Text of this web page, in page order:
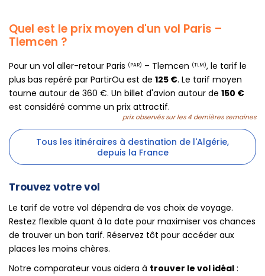
Quel est le prix moyen d'un vol Paris –
Tlemcen ?
Pour un vol aller-retour Paris (PAR) – Tlemcen (TLM), le tarif le
plus bas repéré par PartirOu est de 125 €. Le tarif moyen
tourne autour de 360 €. Un billet d'avion autour de 150 €
est considéré comme un prix attractif.
prix observés sur les 4 dernières semaines
Tous les itinéraires à destination de l'Algérie,
depuis la France
Trouvez votre vol
Le tarif de votre vol dépendra de vos choix de voyage.
Restez flexible quant à la date pour maximiser vos chances
de trouver un bon tarif. Réservez tôt pour accéder aux
places les moins chères.
Notre comparateur vous aidera à trouver le vol idéal :